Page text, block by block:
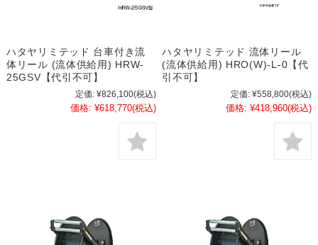
ハタヤリミテッド 台車付き流
体リール (流体供給用) HRW-
25GSV【代引不可】
定価: ¥826,100(税込)
価格: ¥618,770(税込)
ハタヤリミテッド 流体リール
(流体供給用) HRO(W)-L-0【代
引不可】
定価: ¥558,800(税込)
価格: ¥418,960(税込)